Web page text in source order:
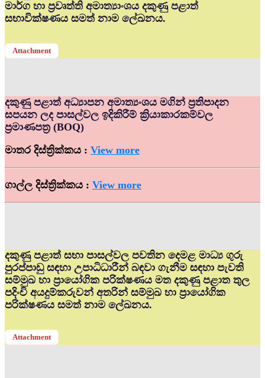
මාර්ග හා ප්‍රවෘත්ති අමාත්‍යාංශය දකුණු පළාත්
සභාවික්ෂණය සමත් නාම ලේඛනය.
Attachment
දකුණු පළාත් අධ්‍යාපන අමාත්‍යංශය මගින් ප්‍රතිපාදන
සපයන ලද පාසල්වල ඉදිකිරීම් ක්‍රියාකාරකම්වල
ප්‍රමාණපත්‍ර (BOQ)
මාතර දිස්ත්‍රික්කය : View more
ගාල්ල දිස්ත්‍රික්කය : View more
දකුණු පළාත් සභා පාසල්වල පවතින දෙමළ මාධ්‍ය ගුරු
පුරප්පාඩු සඳහා උපාධිධාරීන් බඳවා ගැනීම සඳහා පැවති
සම්මුඛ හා ප්‍රායෝගික පරික්ෂණය මත දකුණු පළාත තුල
පදිංචි අයදුම්කරුවන් අතරින් සම්මුඛ හා ප්‍රායෝගික
පරික්ෂණය සමත් නාම ලේඛනය.
Attachment